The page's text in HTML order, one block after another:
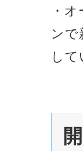
・
ンで
して